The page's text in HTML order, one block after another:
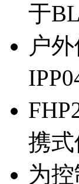
于
户
携式
为